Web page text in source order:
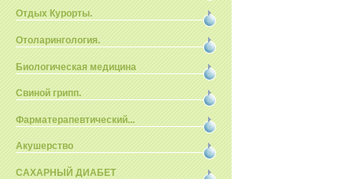
Отдых Курорты.
Отоларингология.
Биологическая медицина
Свиной грипп.
Фарматерапевтический...
Акушерство
САХАРНЫЙ ДИАБЕТ